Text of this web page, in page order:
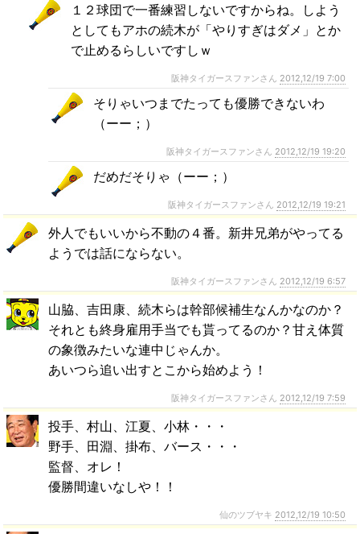
１２球団で一番練習しないですからね。しよう
としてもアホの続木が「やりすぎはダメ」とか
で止めるらしいですしｗ
阪神タイガースファンさん 2012,12/19 7:00
そりゃいつまでたっても優勝できないわ
（ーー；）
阪神タイガースファンさん 2012,12/19 19:20
だめだそりゃ（ーー；）
阪神タイガースファンさん 2012,12/19 19:21
外人でもいいから不動の４番。新井兄弟がやってる
ようでは話にならない。
阪神タイガースファンさん 2012,12/19 6:57
山脇、吉田康、続木らは幹部候補生なんかなのか？
それとも終身雇用手当でも貰ってるのか？甘え体質
の象徴みたいな連中じゃんか。
あいつら追い出すとこから始めよう！
阪神タイガースファンさん 2012,12/19 7:59
投手、村山、江夏、小林・・・
野手、田淵、掛布、バース・・・
監督、オレ！
優勝間違いなしや！！
仙のツブヤキ 2012,12/19 10:50